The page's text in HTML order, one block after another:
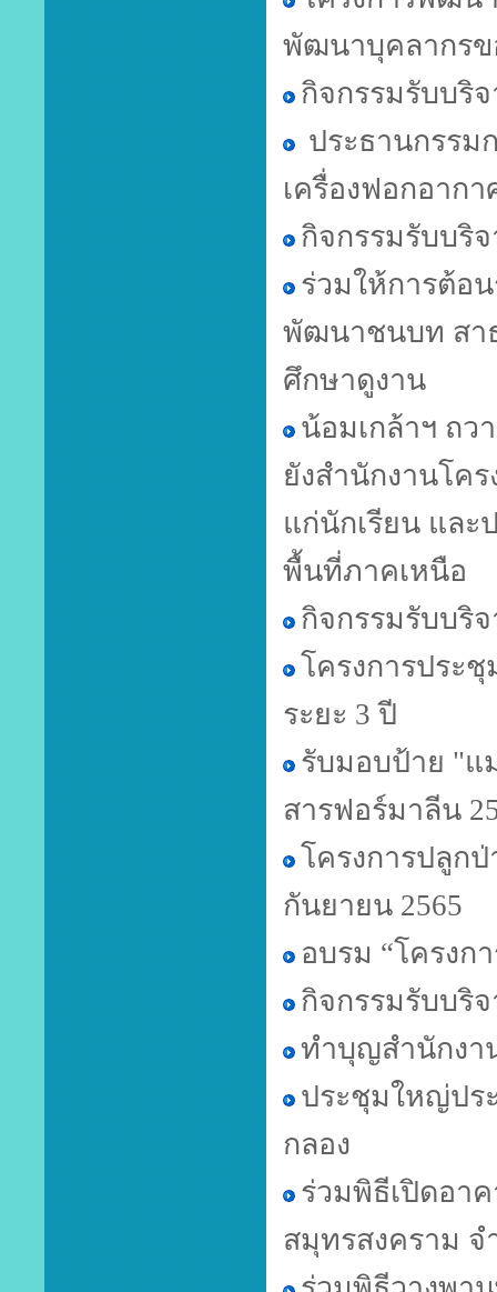
พัฒนาบุคลากร
กิจกรรมรับบริ
ประธานกรรม
เครื่องฟอกอาก
กิจกรรมรับบริ
ร่วมให้การต้อ
พัฒนาชนบท สา
ศึกษาดูงาน
น้อมเกล้าฯ ถว
ยังสำนักงานโค
แก่นักเรียน แล
พื้นที่ภาคเหนือ
กิจกรรมรับบริ
โครงการประ
ระยะ 3 ปี
รับมอบป้าย "แ
สารฟอร์มาลีน
โครงการปลูก
กันยายน 2565
อบรม “โครง
กิจกรรมรับบริ
ทำบุญสำนักงา
ประชุมใหญ่ปร
กลอง
ร่วมพิธีเปิดอา
สมุทรสงคราม จ